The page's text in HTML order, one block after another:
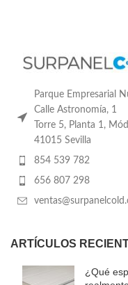
Parque Empresarial
Calle Astronomía, 1
Torre 5, Planta 1,
41015 Sevilla
854 539 782
656 807 298
ARTÍCULOS
¿Qué